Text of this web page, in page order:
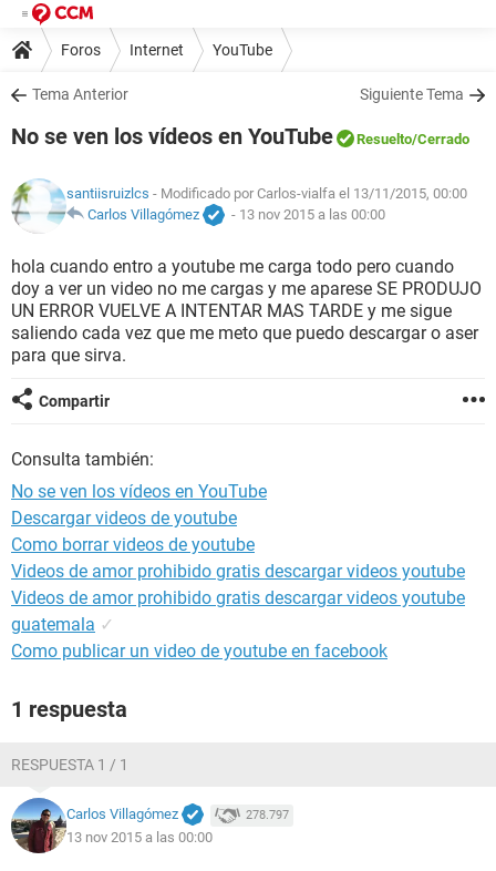
Foros Internet YouTube
Tema Anterior Siguiente Tema
No se ven los vídeos en YouTube Resuelto/Cerrado
santiisruizlcs - Modificado por Carlos-vialfa el 13/11/2015, 00:00
Carlos Villagómez
- 13 nov 2015 a las 00:00
hola cuando entro a youtube me carga todo pero cuando
doy a ver un video no me cargas y me aparese SE PRODUJO
UN ERROR VUELVE A INTENTAR MAS TARDE y me sigue
saliendo cada vez que me meto que puedo descargar o aser
para que sirva.
Compartir
Consulta también:
No se ven los vídeos en YouTube
Descargar videos de youtube
Como borrar videos de youtube
Videos de amor prohibido gratis descargar videos youtube
Videos de amor prohibido gratis descargar videos youtube
guatemala ✓
Como publicar un video de youtube en facebook
1 respuesta
RESPUESTA 1 / 1
Carlos Villagómez 278.797
13 nov 2015 a las 00:00